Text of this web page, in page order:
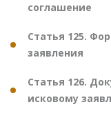
соглашение
Статья 125.
заявления
Статья 126.
исковому